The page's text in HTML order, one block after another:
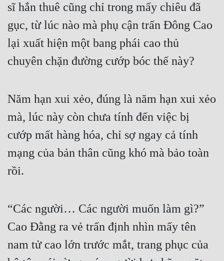
Du Hí
Dã Sử
Dị Năng
Gia Đấu
Góc Nhìn Nam
Góc Nhìn Nữ
Hệ Thống
sĩ hắn thuê cũng chỉ trong mấy chiêu đã
gục, từ lúc nào mà phụ cận trấn Đông Cao
lại xuất hiện một bang phái cao thủ
chuyên chặn đường cướp bóc thế này?
Năm hạn xui xẻo, đúng là năm hạn xui xẻo
mà, lúc này còn chưa tính đến việc bị
cướp mất hàng hóa, chỉ sợ ngay cả tính
mạng của bản thân cũng khó mà bảo toàn
rồi.
“Các người… Các người muốn làm gì?”
Cao Đằng ra vẻ trấn định nhìn mấy tên
nam tử cao lớn trước mắt, trang phục của